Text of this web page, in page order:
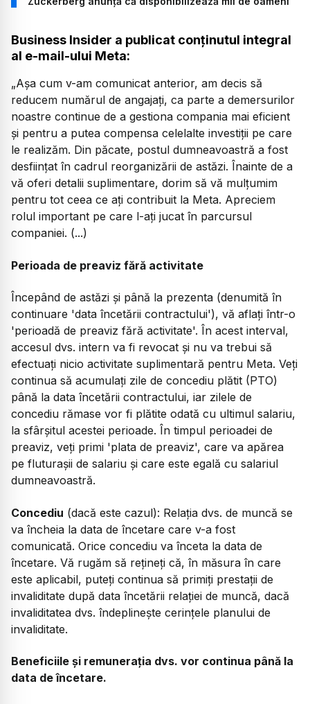
Business Insider a publicat conținutul integral
al e-mail-ului Meta:
„Așa cum v-am comunicat anterior, am decis să
reducem numărul de angajați, ca parte a demersurilor
noastre continue de a gestiona compania mai eficient
și pentru a putea compensa celelalte investiții pe care
le realizăm. Din păcate, postul dumneavoastră a fost
desființat în cadrul reorganizării de astăzi. Înainte de a
vă oferi detalii suplimentare, dorim să vă mulțumim
pentru tot ceea ce ați contribuit la Meta. Apreciem
rolul important pe care l-ați jucat în parcursul
companiei. (...)
Perioada de preaviz fără activitate
Începând de astăzi și până la prezenta (denumită în
continuare 'data încetării contractului'), vă aflați într-o
'perioadă de preaviz fără activitate'. În acest interval,
accesul dvs. intern va fi revocat și nu va trebui să
efectuați nicio activitate suplimentară pentru Meta. Veți
continua să acumulați zile de concediu plătit (PTO)
până la data încetării contractului, iar zilele de
concediu rămase vor fi plătite odată cu ultimul salariu,
la sfârșitul acestei perioade. În timpul perioadei de
preaviz, veți primi 'plata de preaviz', care va apărea
pe fluturașii de salariu și care este egală cu salariul
dumneavoastră.
Concediu (dacă este cazul): Relația dvs. de muncă se
va încheia la data de încetare care v-a fost
comunicată. Orice concediu va înceta la data de
încetare. Vă rugăm să rețineți că, în măsura în care
este aplicabil, puteți continua să primiți prestații de
invaliditate după data încetării relației de muncă, dacă
invaliditatea dvs. îndeplinește cerințele planului de
invaliditate.
Beneficiile și remunerația dvs. vor continua până la
data de încetare.